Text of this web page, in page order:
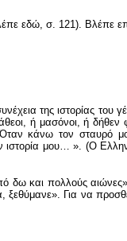
εδώ, σ. 121). Βλέπε
της ιστορίας του
ή μασόνοι, ή δήθεν
κάνω τον σταυρό
ιστορία μου… ». (Ο
δω και πολλούς
ξεθύμανε». Για να